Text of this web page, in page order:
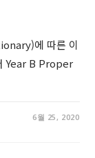
에 따른 이
Year B Proper
6월 25, 2020